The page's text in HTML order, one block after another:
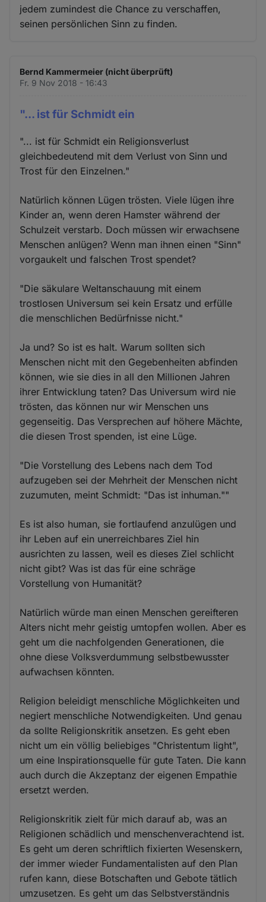
jedem zumindest die Chance zu verschaffen,
seinen persönlichen Sinn zu finden.
Bernd Kammermeier (nicht überprüft)
Fr. 9 Nov 2018 - 16:43
"... ist für Schmidt ein
"... ist für Schmidt ein Religionsverlust
gleichbedeutend mit dem Verlust von Sinn und
Trost für den Einzelnen."
Natürlich können Lügen trösten. Viele lügen ihre
Kinder an, wenn deren Hamster während der
Schulzeit verstarb. Doch müssen wir erwachsene
Menschen anlügen? Wenn man ihnen einen "Sinn"
vorgaukelt und falschen Trost spendet?
"Die säkulare Weltanschauung mit einem
trostlosen Universum sei kein Ersatz und erfülle
die menschlichen Bedürfnisse nicht."
Ja und? So ist es halt. Warum sollten sich
Menschen nicht mit den Gegebenheiten abfinden
können, wie sie dies in all den Millionen Jahren
ihrer Entwicklung taten? Das Universum wird nie
trösten, das können nur wir Menschen uns
gegenseitig. Das Versprechen auf höhere Mächte,
die diesen Trost spenden, ist eine Lüge.
"Die Vorstellung des Lebens nach dem Tod
aufzugeben sei der Mehrheit der Menschen nicht
zuzumuten, meint Schmidt: "Das ist inhuman.""
Es ist also human, sie fortlaufend anzulügen und
ihr Leben auf ein unerreichbares Ziel hin
ausrichten zu lassen, weil es dieses Ziel schlicht
nicht gibt? Was ist das für eine schräge
Vorstellung von Humanität?
Natürlich würde man einen Menschen gereifteren
Alters nicht mehr geistig umtopfen wollen. Aber es
geht um die nachfolgenden Generationen, die
ohne diese Volksverdummung selbstbewusster
aufwachsen könnten.
Religion beleidigt menschliche Möglichkeiten und
negiert menschliche Notwendigkeiten. Und genau
da sollte Religionskritik ansetzen. Es geht eben
nicht um ein völlig beliebiges "Christentum light",
um eine Inspirationsquelle für gute Taten. Die kann
auch durch die Akzeptanz der eigenen Empathie
ersetzt werden.
Religionskritik zielt für mich darauf ab, was an
Religionen schädlich und menschenverachtend ist.
Es geht um deren schriftlich fixierten Wesenskern,
der immer wieder Fundamentalisten auf den Plan
rufen kann, diese Botschaften und Gebote tätlich
umzusetzen. Es geht um das Selbstverständnis